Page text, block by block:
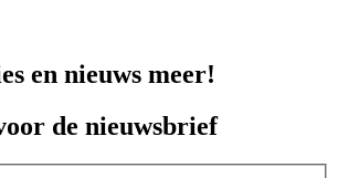
en nieuws meer!
de nieuwsbrief